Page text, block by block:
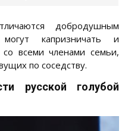
добродушным
капризничать и
со всеми членами семьи,
по соседству.
русской голубой